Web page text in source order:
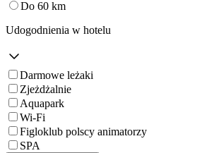
Do 60 km
Udogodnienia w hotelu
Darmowe leżaki
Zjeżdżalnie
Aquapark
Wi-Fi
Figloklub polscy animatorzy
SPA